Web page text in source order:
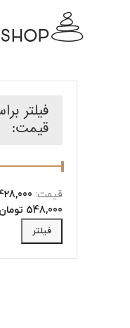
فیلتر
قیمت:
فیلتر
قیمت: 428,000
548,000 تومان